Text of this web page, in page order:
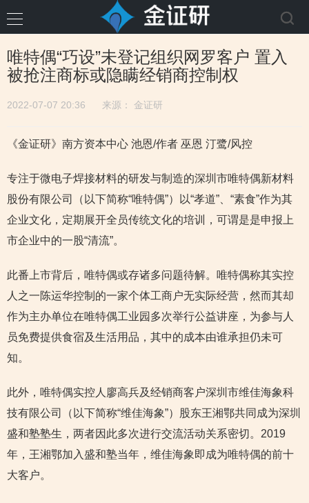
唯特偶“巧设”未登记组织网罗客户 置入
被抢注商标或隐瞒经销商控制权
2022-07-07 20:36 来源： 金证研
《金证研》南方资本中心 池恩/作者 巫恩 汀鹭/风控
专注于微电子焊接材料的研发与制造的深圳市唯特偶新材料
股份有限公司（以下简称“唯特偶”）以“孝道”、“素食”作为其
企业文化，定期展开全员传统文化的培训，可谓是是申报上
市企业中的一股“清流”。
此番上市背后，唯特偶或存诸多问题待解。唯特偶称其实控
人之一陈运华控制的一家个体工商户无实际经营，然而其却
作为主办单位在唯特偶工业园多次举行公益讲座，为参与人
员免费提供食宿及生活用品，其中的成本由谁承担仍未可
知。
此外，唯特偶实控人廖高兵及经销商客户深圳市维佳海象科
技有限公司（以下简称“维佳海象”）股东王湘鄂共同成为深圳
盛和塾塾生，两者因此多次进行交流活动关系密切。2019
年，王湘鄂加入盛和塾当年，维佳海象即成为唯特偶的前十
大客户。